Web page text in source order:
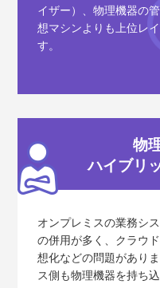
イザー）、物理機器の
想マシンよりも上位レ
す。
物
ハイブリ
オンプレミスの業務シ
の併用が多く、クラウ
想化などの問題があり
ス側も物理機器を持ち